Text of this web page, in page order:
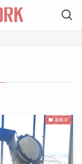
募集中